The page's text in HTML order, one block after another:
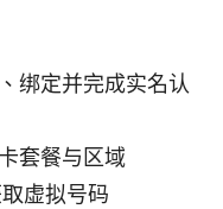
绑定并完成实名认
套餐与区域
虚拟号码